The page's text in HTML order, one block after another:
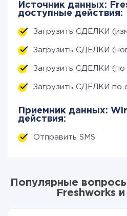
Источник данных:
доступные действия:
Загрузить СДЕЛКИ
Загрузить СДЕЛКИ
Загрузить СДЕЛКИ (по
Загрузить СДЕЛКИ по
Приемник данных:
действия:
Отправить SMS
Популярные
Freshworks